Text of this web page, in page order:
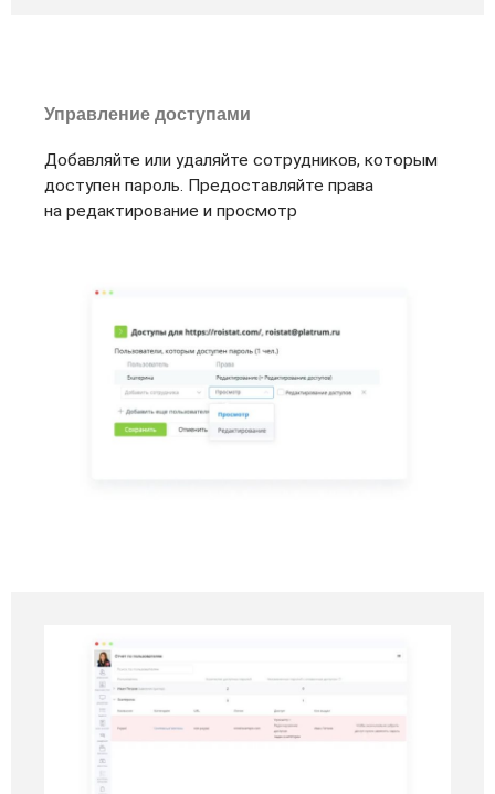
Управление доступами
Добавляйте или удаляйте сотрудников, которым
доступен пароль. Предоставляйте права
на редактирование и просмотр